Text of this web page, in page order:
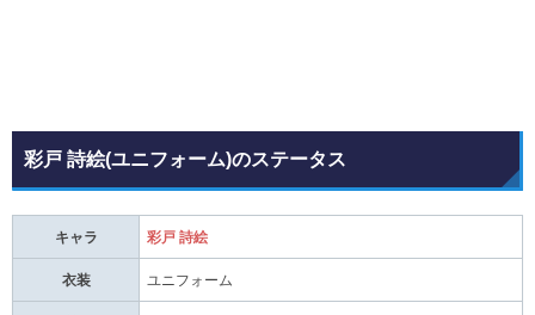
彩戸 詩絵(ユニフォーム)のステータス
キャラ 彩戸 詩絵
衣装 ユニフォーム